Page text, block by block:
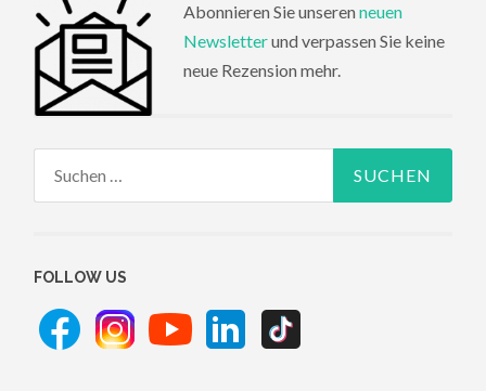
Abonnieren Sie unseren neuen
Newsletterund verpassen Sie keine
neue Rezension mehr.
FOLLOW US